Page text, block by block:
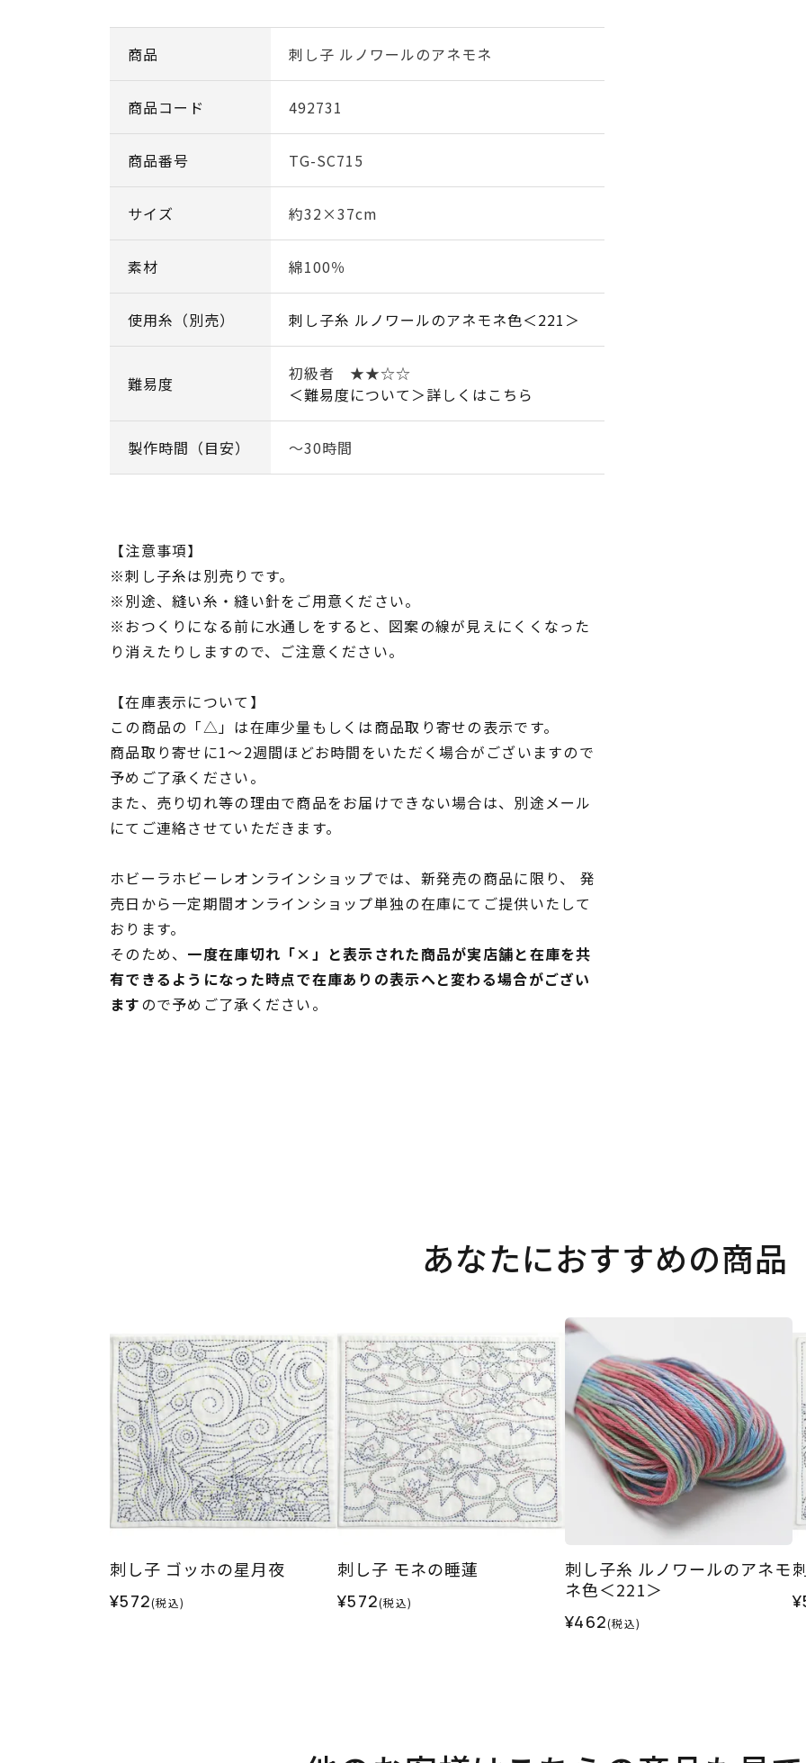
商品 刺し子 ルノワールのアネモネ
商品コード 492731
商品番号 TG-SC715
サイズ 約32×37cm
素材 綿100％
使用糸（別売） 刺し子糸 ルノワールのアネモネ色＜221＞
難易度
初級者 ★★☆☆
＜難易度について＞詳しくはこちら
製作時間（目安） ～30時間
【注意事項】
※刺し子糸は別売りです。
※別途、縫い糸・縫い針をご用意ください。
※おつくりになる前に水通しをすると、図案の線が見えにくくなった
り消えたりしますので、ご注意ください。
【在庫表示について】
この商品の「△」は在庫少量もしくは商品取り寄せの表示です。
商品取り寄せに1～2週間ほどお時間をいただく場合がございますので
予めご了承ください。
また、売り切れ等の理由で商品をお届けできない場合は、別途メール
にてご連絡させていただきます。
ホビーラホビーレオンラインショップでは、新発売の商品に限り、 発
売日から一定期間オンラインショップ単独の在庫にてご提供いたして
おります。
そのため、 一度在庫切れ「×」と表示された商品が実店舗と在庫を共
有できるようになった時点で在庫ありの表示へと変わる場合がござい
ますので予めご了承ください。
あなたにおすすめの商品
刺し子 ゴッホの星月夜
¥572(税込)
刺し子 モネの睡蓮
¥572(税込)
刺し子糸 ルノワールのアネモ
ネ色＜221＞
¥462(税込)